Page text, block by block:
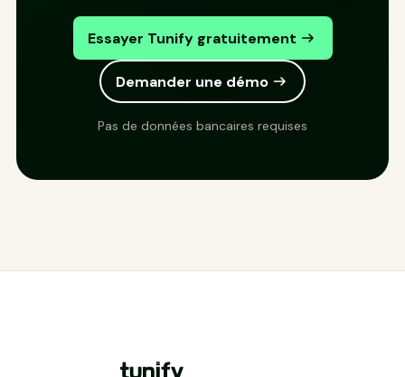
Essayer Tunify gratuitement
Demander une démo
Pas de données bancaires requises